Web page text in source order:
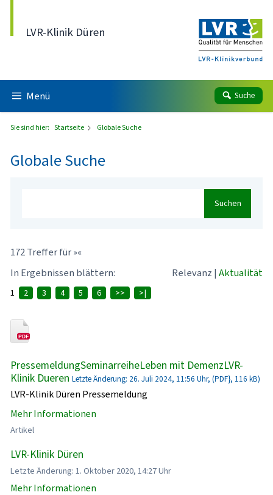
LVR-Klinik Düren
Menü Suche
Sie sind hier: Startseite Globale Suche
Globale Suche
Suchen
172 Treffer für »«
In Ergebnissen blättern:
Relevanz | Aktualität
1 2 3 4 5 6 >> >|
PressemeldungSeminarreiheLeben mit DemenzLVR-
Klinik Dueren Letzte Änderung: 26. Juli 2024, 11:56 Uhr, (PDF}, 116 kB)
LVR-Klinik Düren Pressemeldung
Mehr Informationen
Artikel
LVR-Klinik Düren
Letzte Änderung: 1. Oktober 2020, 14:27 Uhr
Mehr Informationen